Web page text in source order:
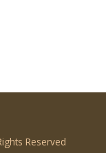
Reserved